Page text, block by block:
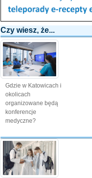
Czy wiesz, że...
Gdzie w Katowicach i
okolicach
organizowane będą
konferencje
medyczne?